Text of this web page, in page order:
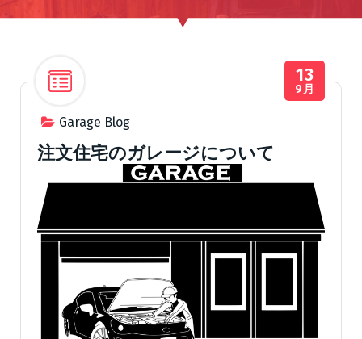
Garage Blog
13
9月
注文住宅のガレージについて